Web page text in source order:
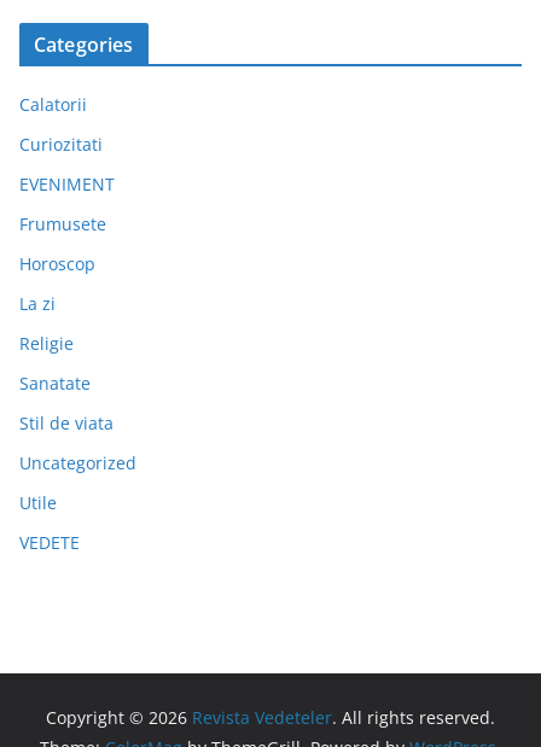
Categories
Calatorii
Curiozitati
EVENIMENT
Frumusete
Horoscop
La zi
Religie
Sanatate
Stil de viata
Uncategorized
Utile
VEDETE
Copyright © 2026 Revista Vedeteler. All rights reserved.